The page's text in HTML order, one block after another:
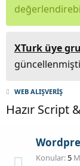
XTurk üye
WEB ALIŞVERİŞ
Hazır Script
Konular 5